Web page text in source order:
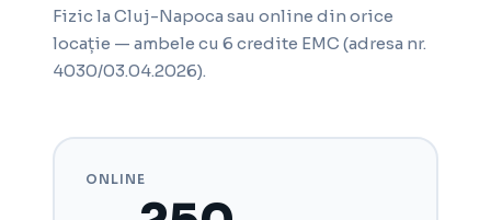
Fizic la Cluj-Napoca sau online din orice
locație — ambele cu 6 credite EMC (adresa nr.
4030/03.04.2026).
ONLINE